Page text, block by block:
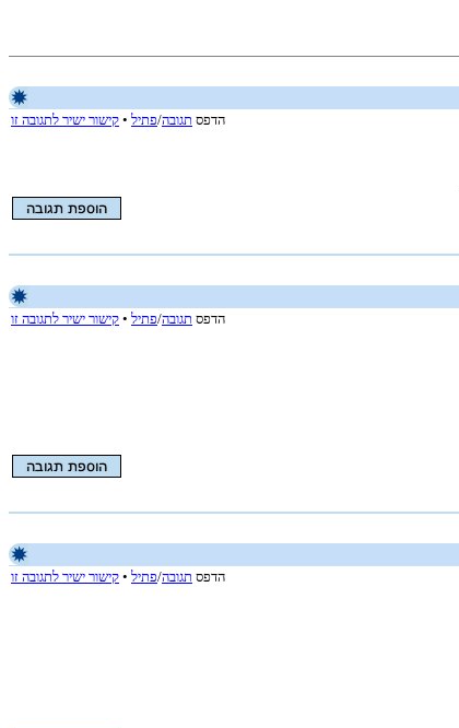
הדפס תגובה/פתיל • קישור ישיר לתגובה זו
הדפס תגובה/פתיל • קישור ישיר לתגובה זו
הדפס תגובה/פתיל • קישור ישיר לתגובה זו